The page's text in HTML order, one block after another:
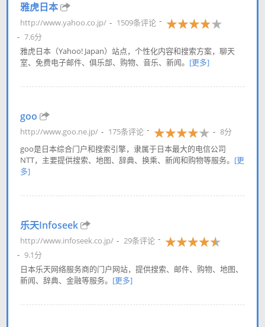
雅虎日本
http://www.yahoo.co.jp/
1509条评论
7.6分
雅虎日本（Yahoo! Japan）站点，个性化内容和搜索方案，聊天
室、免费电子邮件、俱乐部、购物、音乐、新闻。 [更多]
goo
http://www.goo.ne.jp/ 175条评论
8分
goo是日本综合门户和搜索引擎，隶属于日本最大的电信公司
NTT，主要提供搜索、地图、辞典、换乘、新闻和购物等服务。 [更
多]
乐天Infoseek
http://www.infoseek.co.jp/
29条评论
9.1分
日本乐天网络服务商的门户网站，提供搜索、邮件、购物、地图、
新闻、辞典、金融等服务。 [更多]